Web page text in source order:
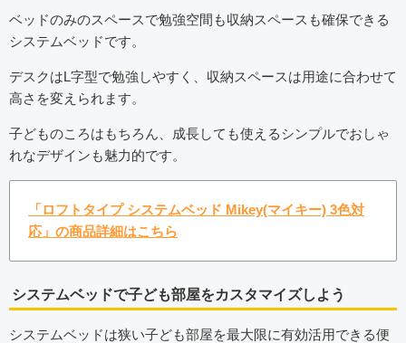
ベッドのみのスペースで勉強空間も収納スペースも確保できる
システムベッドです。
デスクはL字型で勉強しやすく、収納スペースは用途に合わせて
高さを変えられます。
子どものころはもちろん、成長しても使えるシンプルでおしゃ
れなデザインも魅力的です。
「ロフトタイプ システムベッド Mikey(マイキー) 3色対
応」の商品詳細はこちら
システムベッドで子ども部屋をカスタマイズしよう
システムベッドは狭い子ども部屋を最大限に有効活用できる便